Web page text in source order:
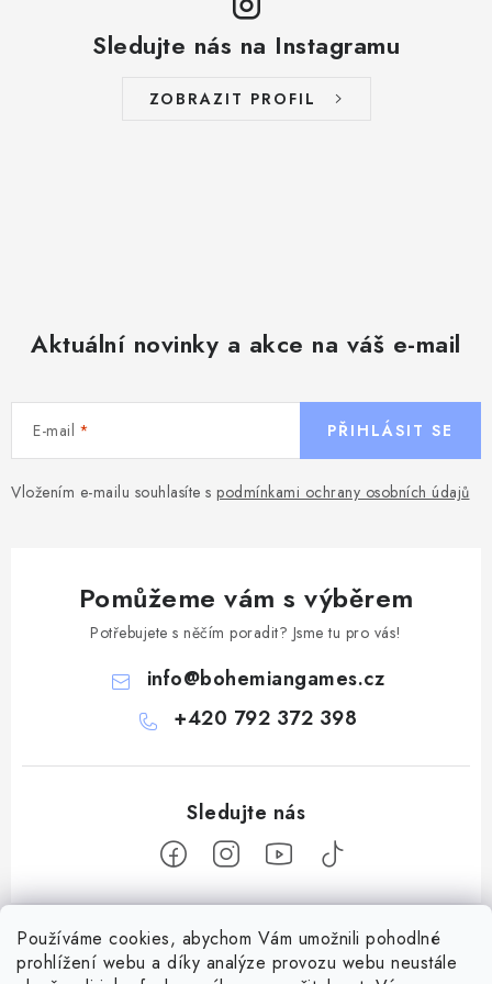
Používáme cookies, abychom Vám umožnili pohodlné
prohlížení webu a díky analýze provozu webu neustále
Sledujte nás na Instagramu
ZOBRAZIT PROFIL
Aktuální novinky a akce na váš e-mail
E-mail
Vložením e-mailu souhlasíte s podmínkami ochrany osobních údajů
PŘIHLÁSIT SE
Pomůžeme vám s výběrem
Potřebujete s něčím poradit? Jsme tu pro vás!
info@bohemiangames.cz
+420 792 372 398
Z
Informace pro vás